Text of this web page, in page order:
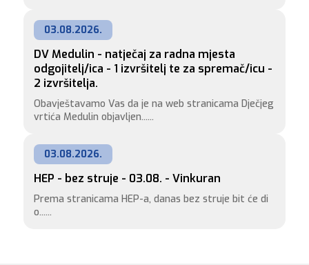
03.08.2026.
DV Medulin - natječaj za radna mjesta
odgojitelj/ica - 1 izvršitelj te za spremač/icu -
2 izvršitelja.
Obavještavamo Vas da je na web stranicama Dječjeg
vrtića Medulin objavljen......
03.08.2026.
HEP - bez struje - 03.08. - Vinkuran
Prema stranicama HEP-a, danas bez struje bit će di
o......